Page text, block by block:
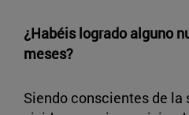
¿Habéis logrado alguno
meses?
Siendo conscientes de